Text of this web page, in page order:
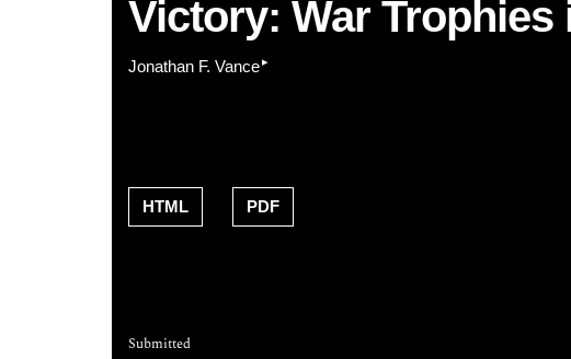
Victory: War Trophies
Jonathan F. Vance▸
HTML PDF
Submitted